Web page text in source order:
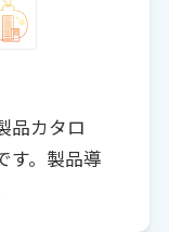
品カタロ
す。製品導